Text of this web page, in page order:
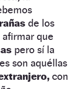
de los
afirmar que
pero sí la
son aquéllas
con